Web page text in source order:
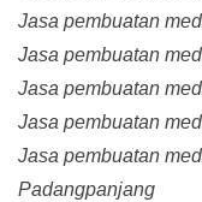
Jasa pembuatan
Jasa pembuatan
Jasa pembuatan
Jasa pembuatan
Jasa pembuatan
Padangpanjang